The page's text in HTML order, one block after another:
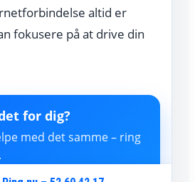
altid er
fokusere på at drive din
for dig?
med det samme – ring